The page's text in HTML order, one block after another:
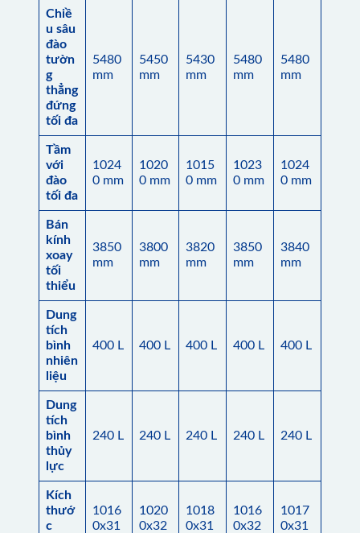
Chiề
u sâu
đào
tườn
g
thẳng
đứng
tối đa
5480
mm
5450
mm
5430
mm
5480
mm
5480
mm
Tầm
với
đào
tối đa
1024
0 mm
1020
0 mm
1015
0 mm
1023
0 mm
1024
0 mm
Bán
kính
xoay
tối
thiểu
3850
mm
3800
mm
3820
mm
3850
mm
3840
mm
Dung
tích
bình
nhiên
liệu
400 L 400 L 400 L 400 L 400 L
Dung
tích
bình
thủy
lực
240 L 240 L 240 L 240 L 240 L
Kích
thướ
c
1016
0x31
1020
0x32
1018
0x31
1016
0x32
1017
0x31